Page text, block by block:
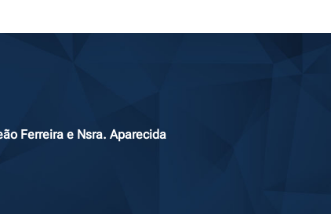
Ferreira e Nsra. Aparecida